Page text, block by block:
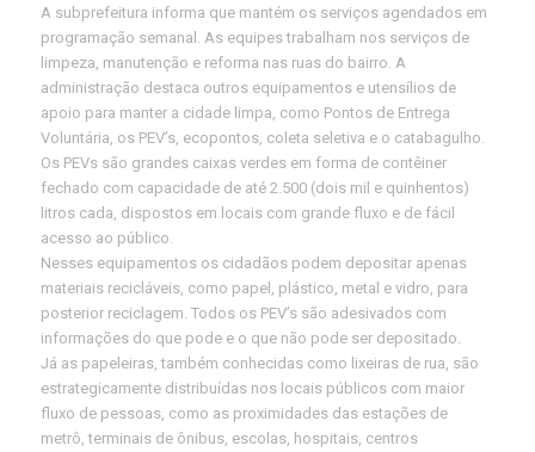
A subprefeitura informa que mantém os serviços agendados em
programação semanal. As equipes trabalham nos serviços de
limpeza, manutenção e reforma nas ruas do bairro. A
administração destaca outros equipamentos e utensílios de
apoio para manter a cidade limpa, como Pontos de Entrega
Voluntária, os PEV’s, ecopontos, coleta seletiva e o catabagulho.
Os PEVs são grandes caixas verdes em forma de contêiner
fechado com capacidade de até 2.500 (dois mil e quinhentos)
litros cada, dispostos em locais com grande fluxo e de fácil
acesso ao público.
Nesses equipamentos os cidadãos podem depositar apenas
materiais recicláveis, como papel, plástico, metal e vidro, para
posterior reciclagem. Todos os PEV’s são adesivados com
informações do que pode e o que não pode ser depositado.
Já as papeleiras, também conhecidas como lixeiras de rua, são
estrategicamente distribuídas nos locais públicos com maior
fluxo de pessoas, como as proximidades das estações de
metrô, terminais de ônibus, escolas, hospitais, centros